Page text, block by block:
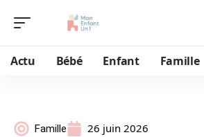
Actu Bébé Enfant Famille
Famille 26 juin 2026